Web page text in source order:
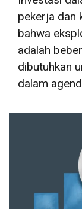
pekerja dan
bahwa
adalah
dibutuhkan
dalam